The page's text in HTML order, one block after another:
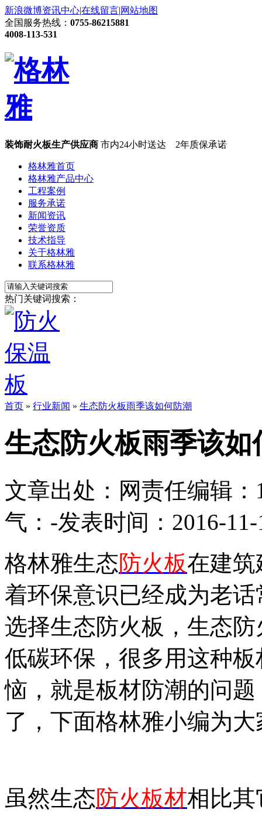
新浪微博资讯中心|在线留言|网站地图
全国服务热线： 0755-86215881
4008-113-531
装饰耐火板生产供应商 市内24小时送达 2年质保承诺
格林雅首页
格林雅产品中心
工程案例
服务承诺
新闻资讯
荣誉资质
技术指导
关于格林雅
联系格林雅
热门关键词搜索：
首页 » 行业新闻 » 生态防火板雨季该如何防潮
生态防火板雨季该如
文章出处： 网责任编辑：
气： -发表时间：2016-
格林雅生态防火板在建筑
着环保意识已经成为老
选择生态防火板 ， 生态防
低碳环保 ， 很多用这种
恼 ， 就是板材防潮的问题
了 ， 下面格林雅小编为大
虽然生态防火板材相比其